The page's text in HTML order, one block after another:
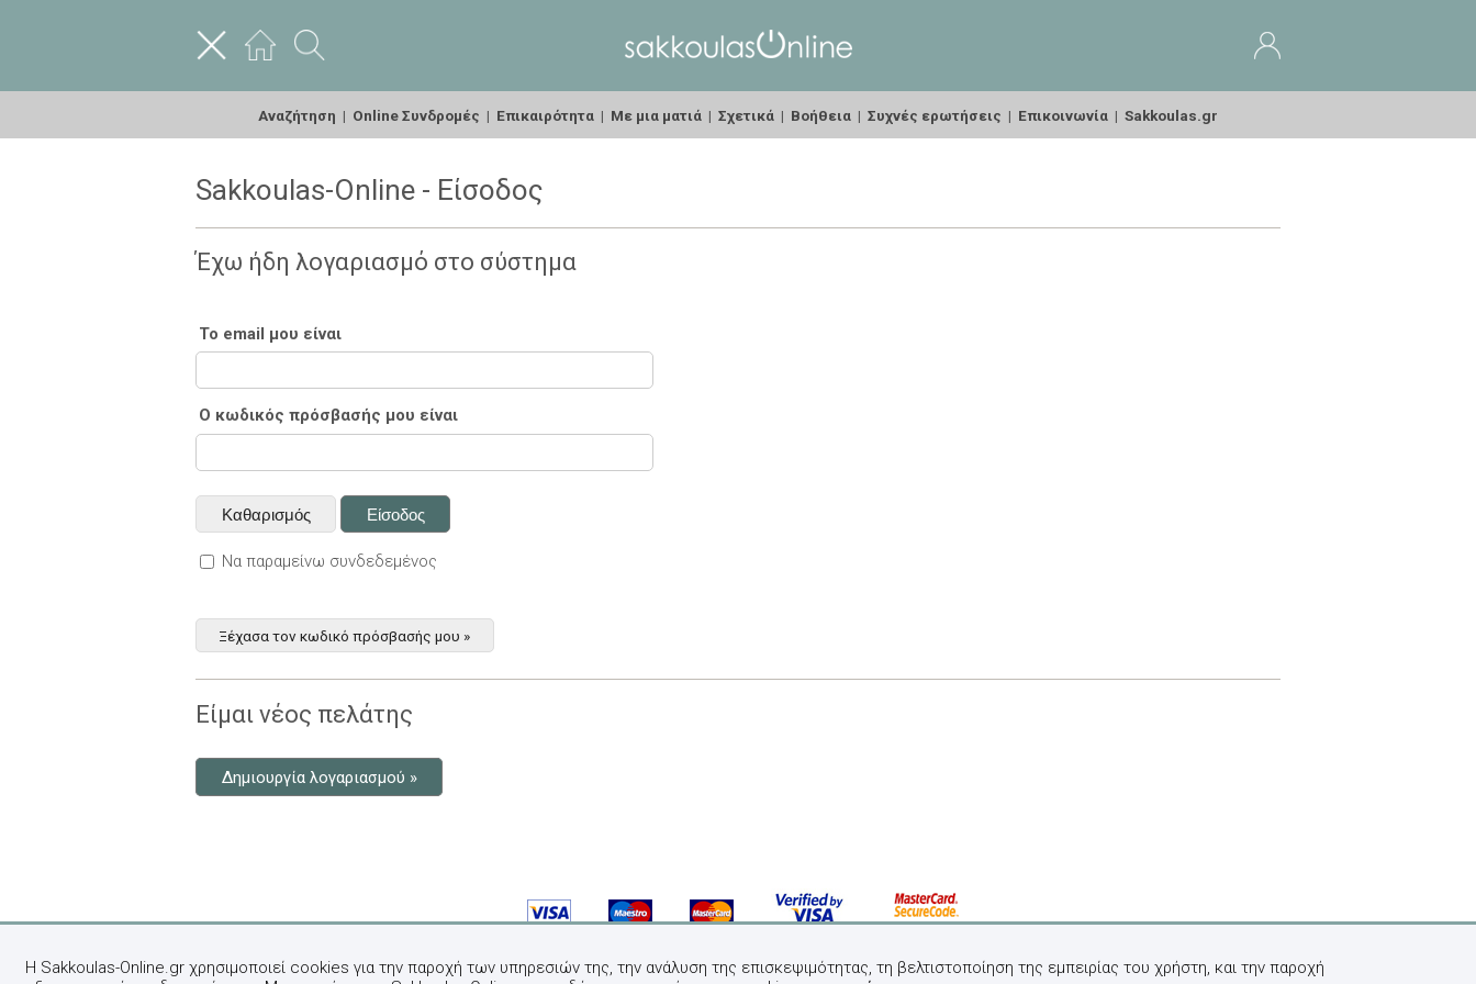
Αναζήτηση | Online Συνδρομές | Επικαιρότητα | Με μια ματιά | Σχετικά | Βοήθεια | Συχνές ερωτήσεις | Επικοινωνία | Sakkoulas.gr
Sakkoulas-Online - Είσοδος
Έχω ήδη λογαριασμό στο σύστημα
Το email μου είναι
Ο κωδικός πρόσβασής μου είναι
Να παραμείνω συνδεδεμένος
Ξέχασα τον κωδικό πρόσβασής μου »
Είμαι νέος πελάτης
Δημιουργία λογαριασμού »
Η Sakkoulas-Online.gr χρησιμοποιεί cookies για την παροχή των υπηρεσιών της, την ανάλυση της επισκεψιμότητας, τη βελτιστοποίηση της εμπειρίας του χρήστη, και την παροχή